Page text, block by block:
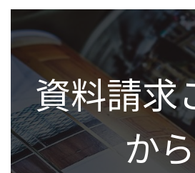
資料請求
から